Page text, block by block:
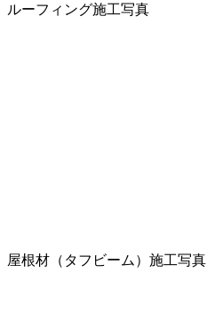
ルーフィング施工写真
屋根材（タフビーム）施工写真